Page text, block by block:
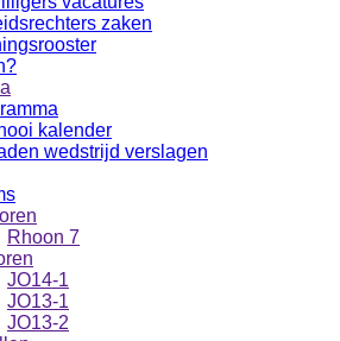
zaken
kalender
wedstrijd verslagen
Rhoon 7
JO14-1
JO13-1
JO13-2